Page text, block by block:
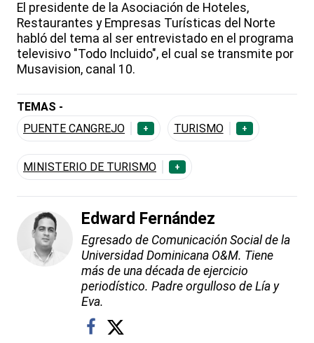
El presidente de la Asociación de Hoteles,
Restaurantes y Empresas Turísticas del Norte
habló del tema al ser entrevistado en el programa
televisivo "Todo Incluido", el cual se transmite por
Musavision, canal 10.
TEMAS -
PUENTE CANGREJO
+ TURISMO +
MINISTERIO DE TURISMO +
Edward Fernández
Egresado de Comunicación Social de la
Universidad Dominicana O&M. Tiene
más de una década de ejercicio
periodístico. Padre orgulloso de Lía y
Eva.